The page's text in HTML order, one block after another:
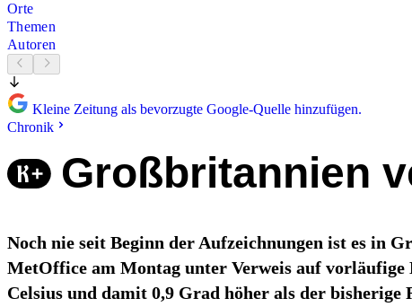
Orte
Themen
Autoren
Kleine Zeitung als bevorzugte Google-Quelle hinzufügen.
Chronik
Großbritannien
Noch nie seit Beginn der Aufzeichnungen ist es in
MetOffice am Montag unter Verweis auf
Celsius und damit 0,9 Grad höher als der bisherige